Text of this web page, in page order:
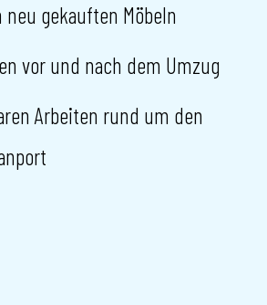
neu gekauften Möbeln
vor und nach dem Umzug
Arbeiten rund um den